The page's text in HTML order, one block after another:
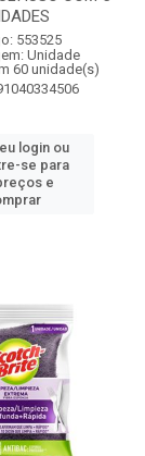
553525
Unidade
60 unidade(s)
login ou
se para
e